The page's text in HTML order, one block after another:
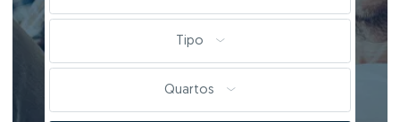
Tipo
Quartos